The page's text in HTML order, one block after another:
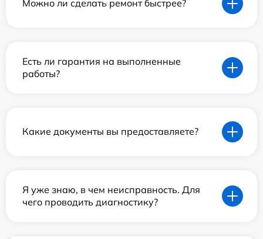
Можно ли сделать ремонт быстрее?
Есть ли гарантия на выполненные
работы?
Какие документы вы предоставляете?
Я уже знаю, в чем неисправность. Для
чего проводить диагностику?